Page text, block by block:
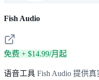
Fish Audio
免费 + $14.99/月起
语音工具 Fish Audio 提供